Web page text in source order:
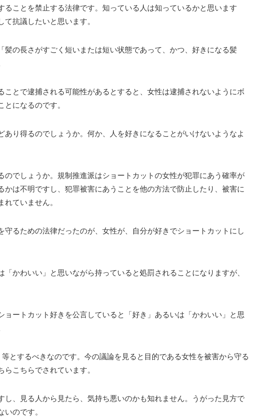
ことを禁止する法律です。知っている人は知っているかと思います
抗議したいと思います。
の長さがすごく短いまたは短い状態であって、かつ、好きになる髪
とで逮捕される可能性があるとすると、女性は逮捕されないようにボ
になるのです。
り得るのでしょうか。何か、人を好きになることがいけないようなよ
でしょうか。規制推進派はショートカットの女性が犯罪にあう確率が
は不明ですし、犯罪被害にあうことを他の方法で防止したり、被害に
ていません。
るための法律だったのが、女性が、自分が好きでショートカットにし
かわいい」と思いながら持っていると処罰されることになりますが、
ートカット好きを公言していると「好き」あるいは「かわいい」と思
とするべきなのです。今の議論を見ると目的である女性を被害から守る
こちらでされています。
、見る人から見たら、気持ち悪いのかも知れません。うがった見方で
のです。